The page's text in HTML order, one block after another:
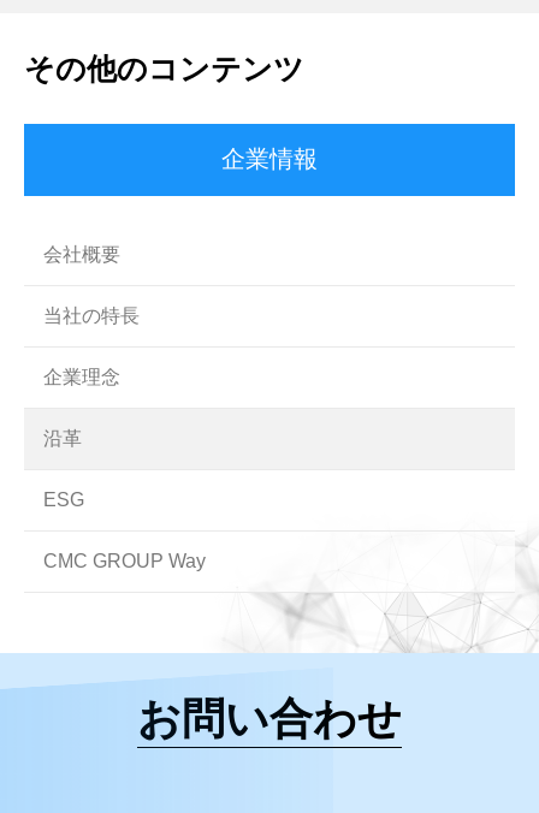
その他のコンテンツ
企業情報
会社概要
当社の特長
企業理念
沿革
ESG
CMC GROUP Way
お問い合わせ